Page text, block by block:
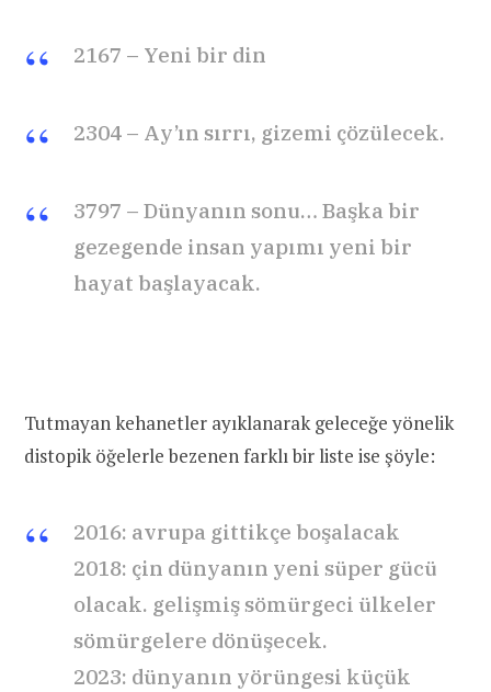
2167 – Yeni bir din
2304 – Ay’ın sırrı, gizemi çözülecek.
3797 – Dünyanın sonu… Başka bir
gezegende insan yapımı yeni bir
hayat başlayacak.
Tutmayan kehanetler ayıklanarak geleceğe yönelik
distopik öğelerle bezenen farklı bir liste ise şöyle:
2016: avrupa gittikçe boşalacak
2018: çin dünyanın yeni süper gücü
olacak. gelişmiş sömürgeci ülkeler
sömürgelere dönüşecek.
2023: dünyanın yörüngesi küçük